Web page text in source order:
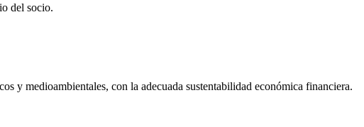
del socio.
y medioambientales, con la adecuada sustentabilidad económica financiera.